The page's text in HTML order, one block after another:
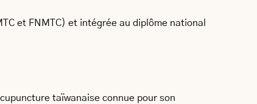
et FNMTC) et intégrée au diplôme national
taïwanaise connue pour son